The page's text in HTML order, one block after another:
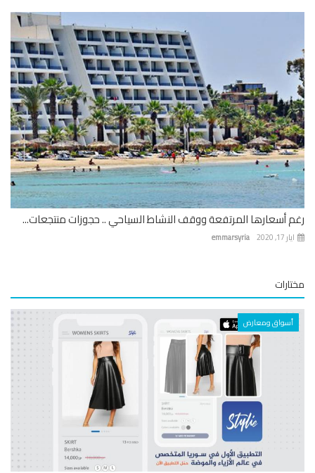
أسعارها المرتفعة ووقف النشاط السياحي .. حجوزات منتجعات...
emmarsyria
أسواق ومعارض